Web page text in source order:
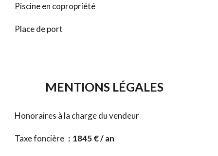
Piscine en copropriété
Place de port
MENTIONS LÉGALES
Honoraires à la charge du vendeur
Taxe foncière 1845 € / an